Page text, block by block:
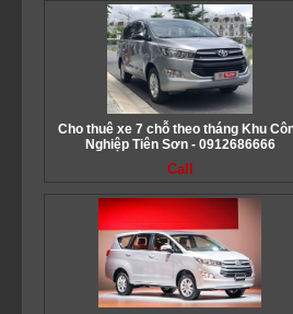
Cho thuê xe 7 chỗ theo tháng Khu
Nghiệp Tiên Sơn - 0912686666
Call